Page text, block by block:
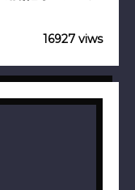
16927 viws